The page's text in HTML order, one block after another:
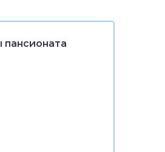
пансионата